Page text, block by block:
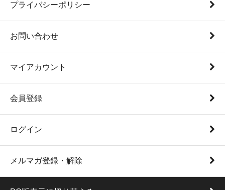
プライバシーポリシー
お問い合わせ
マイアカウント
会員登録
ログイン
メルマガ登録・解除